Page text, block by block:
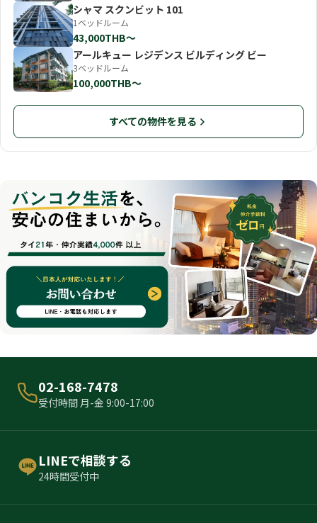
シャマ スクンビット 101
1ベッドルーム
43,000THB〜
アールキュー レジデンス ビルディング ビー
3ベッドルーム
100,000THB〜
すべての物件を見る
02-168-7478
受付時間 月-金 9:00-17:00
LINEで相談する
24時間受付中